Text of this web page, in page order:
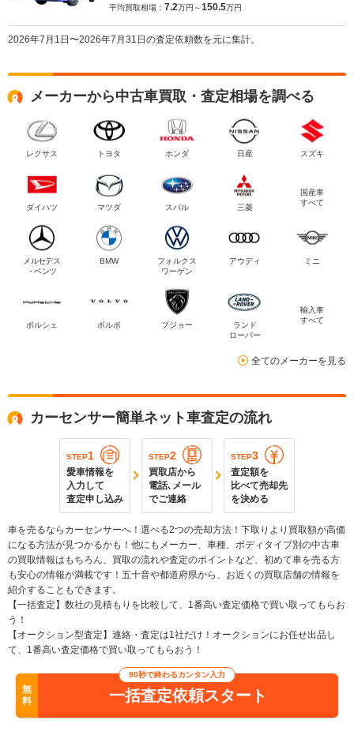
平均買取相場： 7.2万円～150.5万円
2026年7月1日〜2026年7月31日の査定依頼数を元に集計。
メーカーから中古車買取・査定相場を調べる
レクサス トヨタ ホンダ 日産 スズキ
ダイハツ マツダ スバル 三菱
国産車
すべて
メルセデス
・ベンツ
BMW
フォルクス
ワーゲン
アウディ ミニ
ポルシェ ボルボ プジョー
ランド
ローバー
輸入車
すべて
全てのメーカーを見る
カーセンサー簡単ネット車査定の流れ
STEP1
愛車情報を
入力して
査定申し込み
STEP2
買取店から
電話､メール
でご連絡
STEP3
査定額を
比べて売却先
を決める
車を売るならカーセンサーへ！選べる2つの売却方法！下取りより買取額が高価
になる方法が見つかるかも！他にもメーカー、車種、ボディタイプ別の中古車
の買取情報はもちろん、買取の流れや査定のポイントなど、初めて車を売る方
も安心の情報が満載です！五十音や都道府県から、お近くの買取店舗の情報を
紹介することもできます。
【一括査定】数社の見積もりを比較して、1番高い査定価格で買い取ってもらお
う！
【オークション型査定】連絡・査定は1社だけ！オークションにお任せ出品し
て、1番高い査定価格で買い取ってもらおう！
無
料
90秒で終わるカンタン入力
一括査定依頼スタート